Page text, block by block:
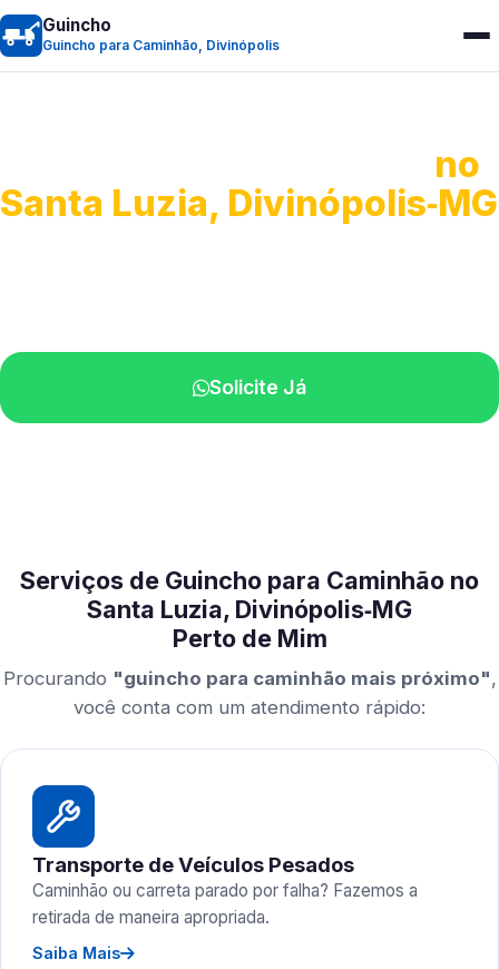
Guincho
Guincho para Caminhão, Divinópolis
no
Santa Luzia, Divinópolis‑MG
Solicite Já
Serviços de Guincho para Caminhão no
Santa Luzia, Divinópolis‑MG
Perto de Mim
Procurando "guincho para caminhão mais próximo",
você conta com um atendimento rápido:
Transporte de Veículos Pesados
Caminhão ou carreta parado por falha? Fazemos a
retirada de maneira apropriada.
Saiba Mais